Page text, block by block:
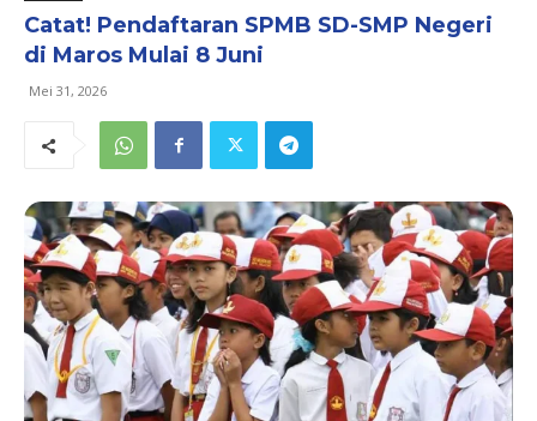
Catat! Pendaftaran SPMB SD-SMP Negeri
di Maros Mulai 8 Juni
Mei 31, 2026